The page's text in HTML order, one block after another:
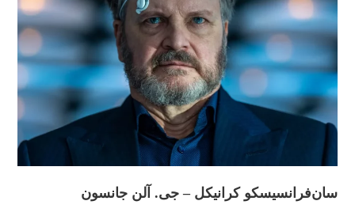
سان‌فرانسیسکو کرانیکل – جی. آلن جانسون